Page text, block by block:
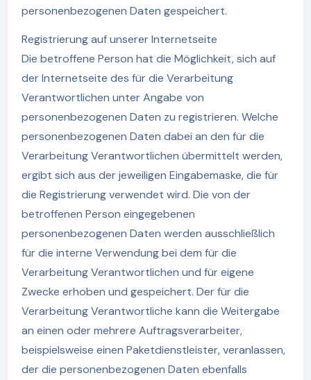
personenbezogenen Daten gespeichert.
Registrierung auf unserer Internetseite
Die betroffene Person hat die Möglichkeit, sich auf
der Internetseite des für die Verarbeitung
Verantwortlichen unter Angabe von
personenbezogenen Daten zu registrieren. Welche
personenbezogenen Daten dabei an den für die
Verarbeitung Verantwortlichen übermittelt werden,
ergibt sich aus der jeweiligen Eingabemaske, die für
die Registrierung verwendet wird. Die von der
betroffenen Person eingegebenen
personenbezogenen Daten werden ausschließlich
für die interne Verwendung bei dem für die
Verarbeitung Verantwortlichen und für eigene
Zwecke erhoben und gespeichert. Der für die
Verarbeitung Verantwortliche kann die Weitergabe
an einen oder mehrere Auftragsverarbeiter,
beispielsweise einen Paketdienstleister, veranlassen,
der die personenbezogenen Daten ebenfalls